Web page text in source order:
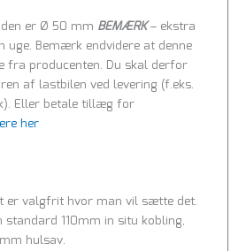
er Ø 50 mm BEMÆRK– ekstra
uge. Bemærk endvidere at denne
fra producenten. Du skal derfor
af lastbilen ved levering (f.eks.
Eller betale tillæg for
her
er valgfrit hvor man vil sætte det.
standard 110mm in situ kobling,
hulsav.